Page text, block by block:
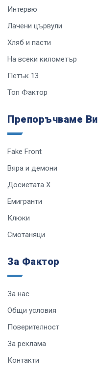
Интервю
Лачени цървули
Хляб и пасти
На всеки километър
Петък 13
Топ Фактор
Препоръчваме Ви
Fake Front
Вяра и демони
Досиетата Х
Емигранти
Клюки
Смотаняци
За Фактор
За нас
Общи условия
Поверителност
За реклама
Контакти